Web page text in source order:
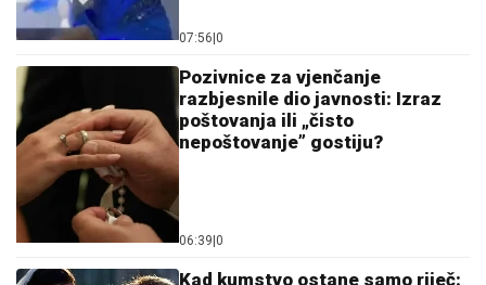
07:56 0
Pozivnice za vjenčanje
razbjesnile dio javnosti: Izraz
poštovanja ili „čisto
nepoštovanje” gostiju?
06:39 0
Kad kumstvo ostane samo riječ: